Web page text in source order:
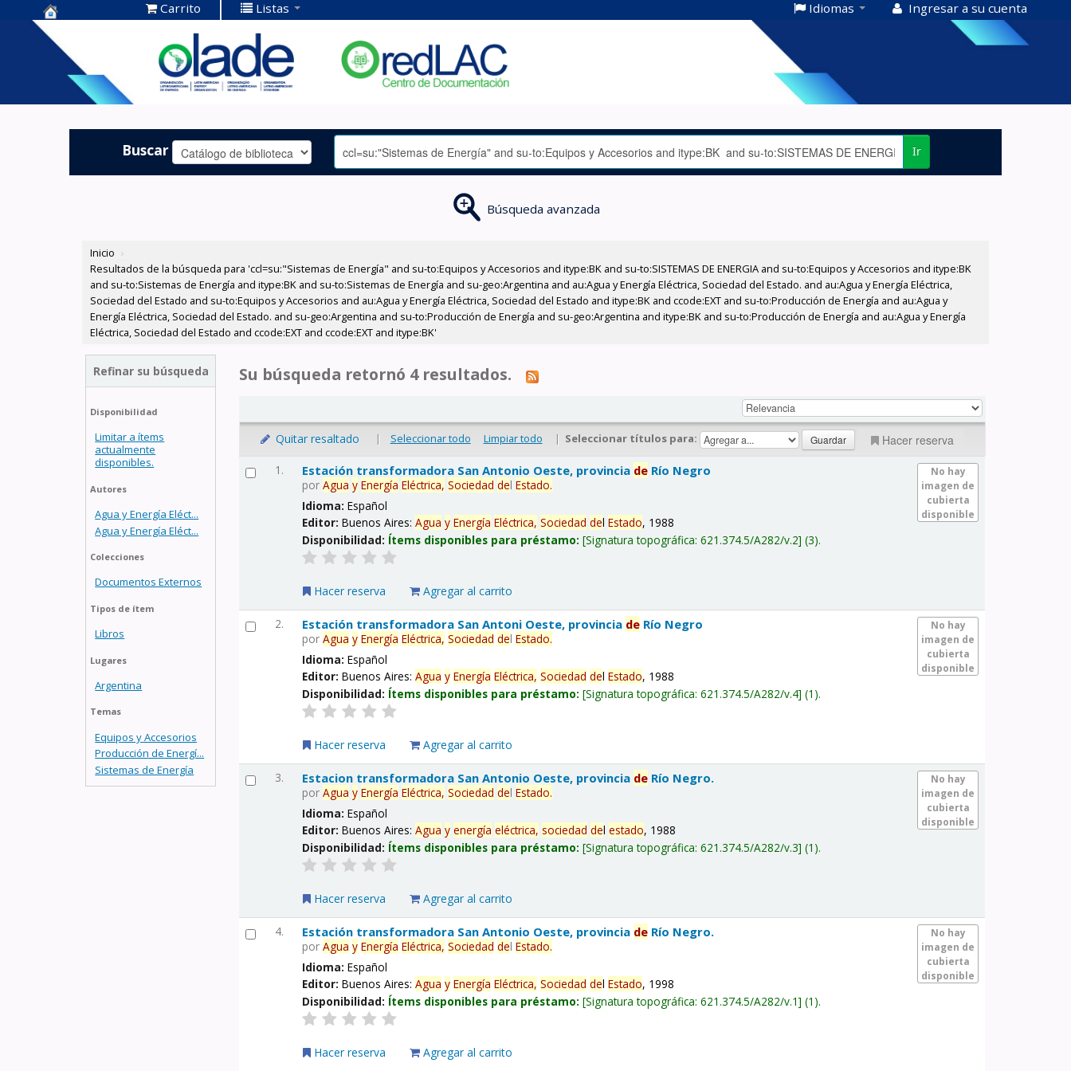
Centro de
Documentación
OLADE -
Carrito Listas Idiomas Ingresar a su cuenta
Buscar Ir
Búsqueda avanzada
Inicio ›
Resultados de la búsqueda para 'ccl=su:"Sistemas de Energía" and su-to:Equipos y Accesorios and itype:BK and su-to:SISTEMAS DE ENERGIA and su-to:Equipos y Accesorios and itype:BK
and su-to:Sistemas de Energía and itype:BK and su-to:Sistemas de Energía and su-geo:Argentina and au:Agua y Energía Eléctrica, Sociedad del Estado. and au:Agua y Energía Eléctrica,
Sociedad del Estado and su-to:Equipos y Accesorios and au:Agua y Energía Eléctrica, Sociedad del Estado and itype:BK and ccode:EXT and su-to:Producción de Energía and au:Agua y
Energía Eléctrica, Sociedad del Estado. and su-geo:Argentina and su-to:Producción de Energía and su-geo:Argentina and itype:BK and su-to:Producción de Energía and au:Agua y Energía
Eléctrica, Sociedad del Estado and ccode:EXT and ccode:EXT and itype:BK'
Refinar su búsqueda
Disponibilidad
Limitar a ítems
actualmente
disponibles.
Autores
Agua y Energía Eléct...
Agua y Energía Eléct...
Colecciones
Documentos Externos
Tipos de ítem
Libros
Lugares
Argentina
Temas
Equipos y Accesorios
Producción de Energí...
Sistemas de Energía
Su búsqueda retornó 4 resultados.
Quitar resaltado | Seleccionar todo Limpiar todo | Seleccionar títulos para: Hacer reserva
1.
No hay
imagen de
cubierta
disponible
Estación transformadora San Antonio Oeste, provincia de Río Negro
porAgua y Energía Eléctrica, Sociedad delEstado.
Idioma:Español
Editor:Buenos Aires:Agua y Energía Eléctrica, Sociedad delEstado, 1988
Disponibilidad: Ítems disponibles para préstamo: Signatura topográfica:621.374.5/A282/v.2 (3).
Hacer reserva Agregar al carrito
2.
No hay
imagen de
cubierta
disponible
Estación transformadora San Antoni Oeste, provincia de Río Negro
porAgua y Energía Eléctrica, Sociedad delEstado.
Idioma:Español
Editor:Buenos Aires:Agua y Energía Eléctrica, Sociedad delEstado, 1988
Disponibilidad: Ítems disponibles para préstamo: Signatura topográfica:621.374.5/A282/v.4 (1).
Hacer reserva Agregar al carrito
3.
No hay
imagen de
cubierta
disponible
Estacion transformadora San Antonio Oeste, provincia de Río Negro.
porAgua y Energía Eléctrica, Sociedad delEstado.
Idioma:Español
Editor:Buenos Aires:Agua y energía eléctrica, sociedad delestado, 1988
Disponibilidad: Ítems disponibles para préstamo: Signatura topográfica:621.374.5/A282/v.3 (1).
Hacer reserva Agregar al carrito
4.
No hay
imagen de
cubierta
disponible
Estación transformadora San Antonio Oeste, provincia de Río Negro.
porAgua y Energía Eléctrica, Sociedad delEstado.
Idioma:Español
Editor:Buenos Aires:Agua y Energía Eléctrica, Sociedad delEstado, 1998
Disponibilidad: Ítems disponibles para préstamo: Signatura topográfica:621.374.5/A282/v.1 (1).
Hacer reserva Agregar al carrito